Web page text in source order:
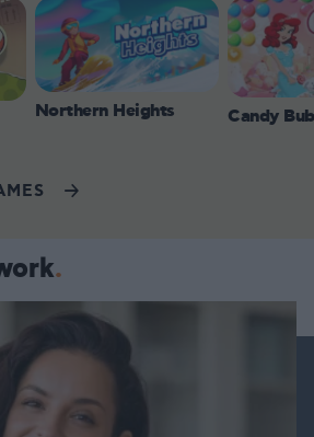
Northern Heights Candy